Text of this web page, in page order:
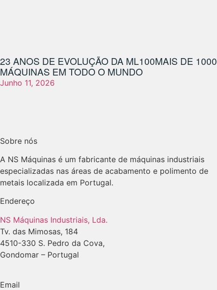
23 ANOS DE EVOLUÇÃO DA ML100MAIS DE 1000
MÁQUINAS EM TODO O MUNDO
Junho 11, 2026
Sobre nós
A NS Máquinas é um fabricante de máquinas industriais
especializadas nas áreas de acabamento e polimento de
metais localizada em Portugal.
Endereço
NS Máquinas Industriais, Lda.
Tv. das Mimosas, 184
4510-330 S. Pedro da Cova,
Gondomar – Portugal
Email